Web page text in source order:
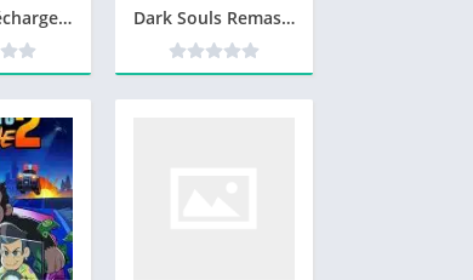
GTA IV Télécharger jeu PC Dark Souls Remastered Telecharger PC – Version Complete – Torrent – Revue